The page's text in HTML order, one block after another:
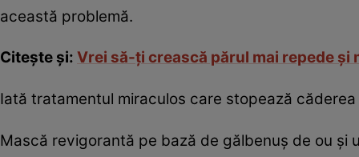
această problemă.
Citeşte şi: Vrei să-ţi crească părul mai repede şi
Iată tratamentul miraculos care stopează căderea
Mască revigorantă pe bază de gălbenuş de ou şi